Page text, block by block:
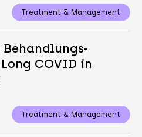
Treatment & Management
COVID in
Treatment & Management